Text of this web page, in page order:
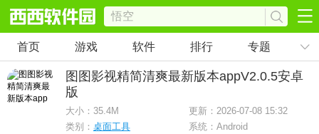
首页 游戏 软件 排行 专题
图图影视精简清爽最新版本appV2.0.5安卓
版
大小： 35.4M
更新：2026-07-08 15:32
类别： 桌面工具 系统：Android